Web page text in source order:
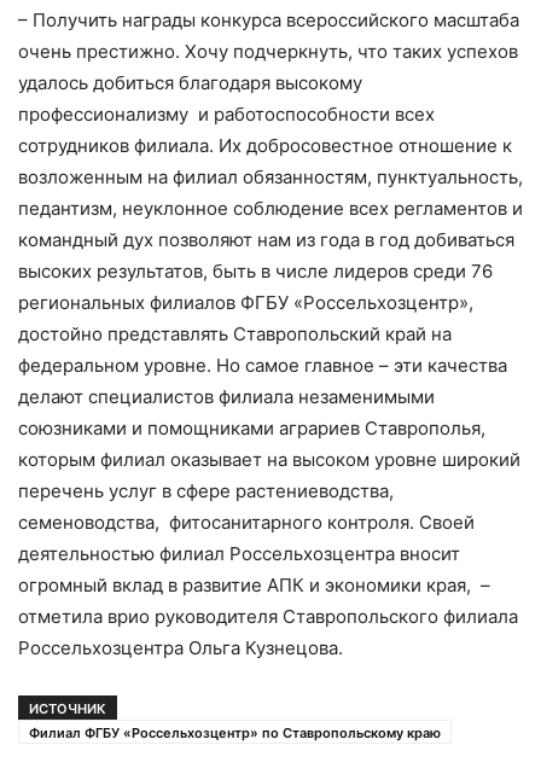
– Получить награды конкурса всероссийского масштаба
очень престижно. Хочу подчеркнуть, что таких успехов
удалось добиться благодаря высокому
профессионализму и работоспособности всех
сотрудников филиала. Их добросовестное отношение к
возложенным на филиал обязанностям, пунктуальность,
педантизм, неуклонное соблюдение всех регламентов и
командный дух позволяют нам из года в год добиваться
высоких результатов, быть в числе лидеров среди 76
региональных филиалов ФГБУ «Россельхозцентр»,
достойно представлять Ставропольский край на
федеральном уровне. Но самое главное – эти качества
делают специалистов филиала незаменимыми
союзниками и помощниками аграриев Ставрополья,
которым филиал оказывает на высоком уровне широкий
перечень услуг в сфере растениеводства,
семеноводства, фитосанитарного контроля. Своей
деятельностью филиал Россельхозцентра вносит
огромный вклад в развитие АПК и экономики края, –
отметила врио руководителя Ставропольского филиала
Россельхозцентра Ольга Кузнецова.
ИСТОЧНИК
Филиал ФГБУ «Россельхозцентр» по Ставропольскому краю